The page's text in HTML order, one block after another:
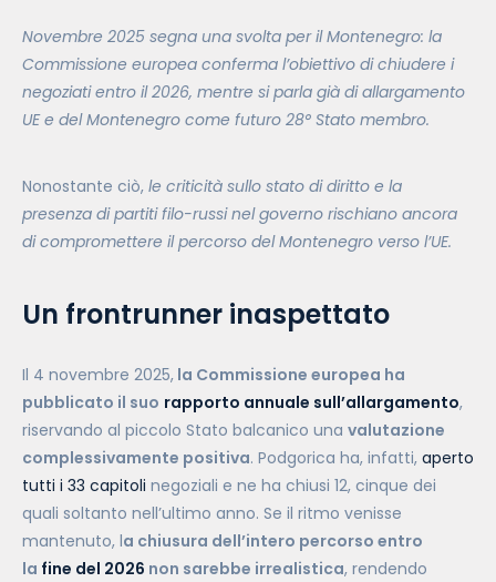
Novembre 2025 segna una svolta per il Montenegro: la
Commissione europea conferma l’obiettivo di chiudere i
negoziati entro il 2026, mentre si parla già di allargamento
UE e del Montenegro come futuro 28° Stato membro.
Nonostante ciò, le criticità sullo stato di diritto e la
presenza di partiti filo-russi nel governo rischiano ancora
di compromettere il percorso del Montenegro verso l’UE.
Un frontrunner inaspettato
Il 4 novembre 2025, la Commissione europea ha
pubblicato il suo rapporto annuale sull’allargamento,
riservando al piccolo Stato balcanico una valutazione
complessivamente positiva. Podgorica ha, infatti, aperto
tutti i 33 capitoli negoziali e ne ha chiusi 12, cinque dei
quali soltanto nell’ultimo anno. Se il ritmo venisse
mantenuto, la chiusura dell’intero percorso entro
la fine del 2026 non sarebbe irrealistica, rendendo